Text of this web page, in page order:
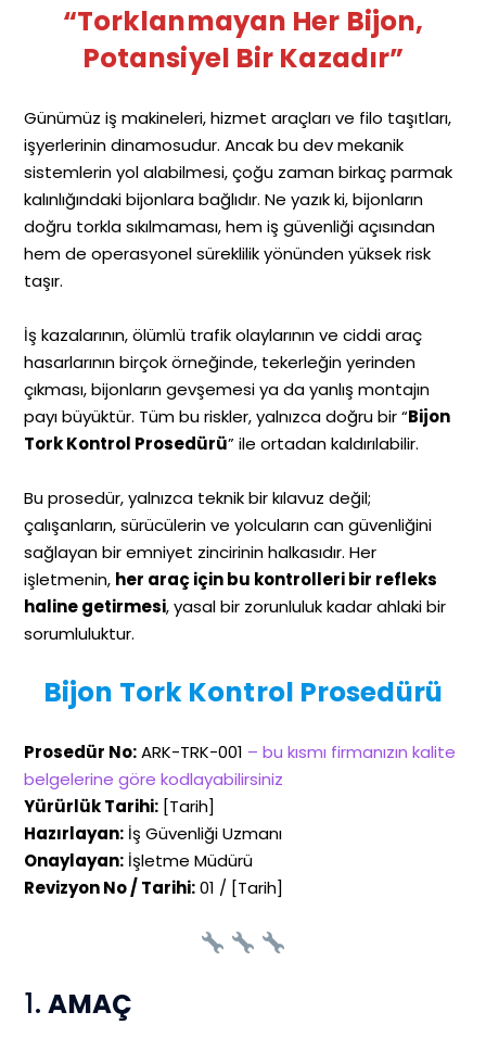
“Torklanmayan Her Bijon,
Potansiyel Bir Kazadır”
Günümüz iş makineleri, hizmet araçları ve filo taşıtları,
işyerlerinin dinamosudur. Ancak bu dev mekanik
sistemlerin yol alabilmesi, çoğu zaman birkaç parmak
kalınlığındaki bijonlara bağlıdır. Ne yazık ki, bijonların
doğru torkla sıkılmaması, hem iş güvenliği açısından
hem de operasyonel süreklilik yönünden yüksek risk
taşır.
İş kazalarının, ölümlü trafik olaylarının ve ciddi araç
hasarlarının birçok örneğinde, tekerleğin yerinden
çıkması, bijonların gevşemesi ya da yanlış montajın
payı büyüktür. Tüm bu riskler, yalnızca doğru bir “Bijon
Tork Kontrol Prosedürü” ile ortadan kaldırılabilir.
Bu prosedür, yalnızca teknik bir kılavuz değil;
çalışanların, sürücülerin ve yolcuların can güvenliğini
sağlayan bir emniyet zincirinin halkasıdır. Her
işletmenin, her araç için bu kontrolleri bir refleks
haline getirmesi, yasal bir zorunluluk kadar ahlaki bir
sorumluluktur.
Bijon Tork Kontrol Prosedürü
Prosedür No:ARK-TRK-001 – bu kısmı firmanızın kalite
belgelerine göre kodlayabilirsiniz
Yürürlük Tarihi: [Tarih]
Hazırlayan: İş Güvenliği Uzmanı
Onaylayan: İşletme Müdürü
Revizyon No / Tarihi:01 / [Tarih]
1. AMAÇ